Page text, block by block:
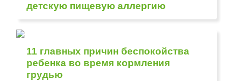
детскую пищевую аллергию
11 главных причин беспокойства
ребенка во время кормления
грудью